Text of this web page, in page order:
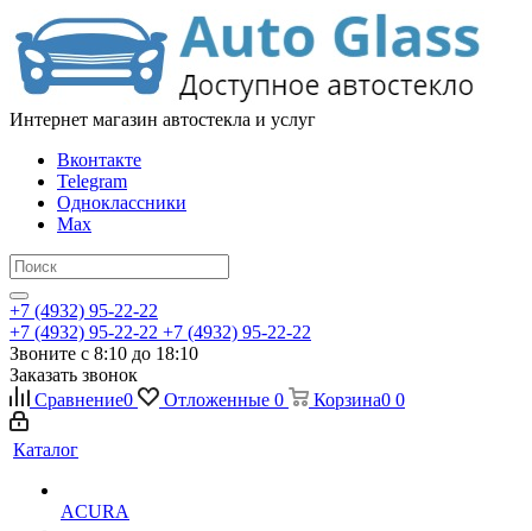
Интернет магазин автостекла и услуг
Вконтакте
Telegram
Одноклассники
Max
+7 (4932) 95-22-22
+7 (4932) 95-22-22 +7 (4932) 95-22-22
Звоните с 8:10 до 18:10
Заказать звонок
Сравнение0 Отложенные 0 Корзина0 0
Каталог
ACURA